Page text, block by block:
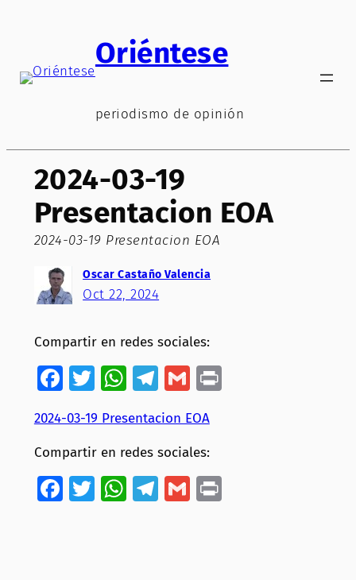
Oriéntese
periodismo de opinión
2024-03-19
Presentacion EOA
2024-03-19 Presentacion EOA
Oscar Castaño Valencia
Oct 22, 2024
Compartir en redes sociales:
Facebook
Twitter
WhatsApp
Telegram
GmailPrint
2024-03-19 Presentacion EOA
Compartir en redes sociales:
Facebook
Twitter
WhatsApp
Telegram
GmailPrint